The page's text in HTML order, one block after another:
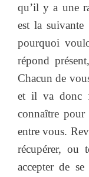
qu’il y a une
est la
pourquoi
répond
Chacun de
et il va donc
connaître
entre vous.
récupérer, ou
accepter de